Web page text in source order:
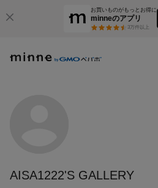
お買いものがもっとお得に
minneのアプリ
3万件以上
AISA1222'S GALLERY